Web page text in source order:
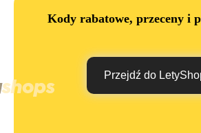
Kody rabatowe, przeceny i
Przejdź do